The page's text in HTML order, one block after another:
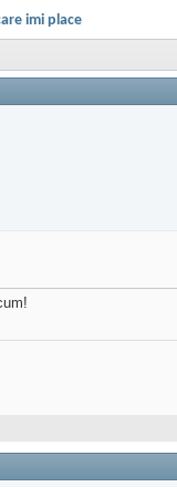
imi place